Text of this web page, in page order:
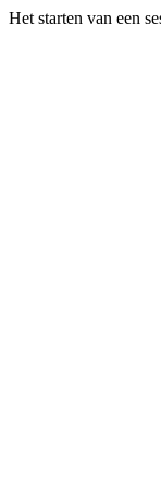
Het starten van een